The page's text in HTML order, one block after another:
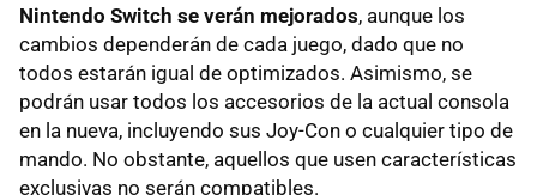
Nintendo Switch se verán mejorados, aunque los
cambios dependerán de cada juego, dado que no
todos estarán igual de optimizados. Asimismo, se
podrán usar todos los accesorios de la actual consola
en la nueva, incluyendo sus Joy-Con o cualquier tipo de
mando. No obstante, aquellos que usen características
exclusivas no serán compatibles.